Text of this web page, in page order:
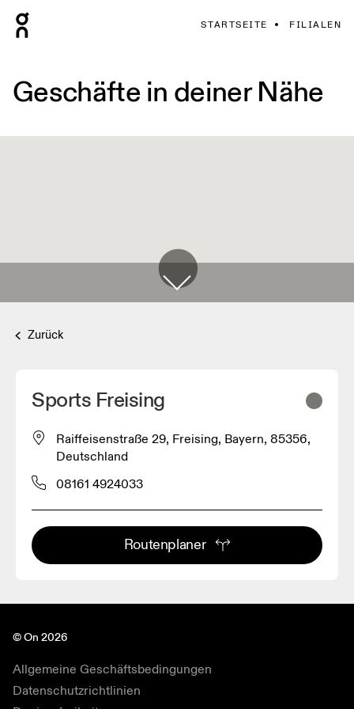
STARTSEITE FILIALEN
Geschäfte in deiner Nähe
Zurück
Sports Freising
Raiffeisenstraße 29, Freising, Bayern, 85356,
Deutschland
08161 4924033
Routenplaner
© On 2026
Allgemeine Geschäftsbedingungen
Datenschutzrichtlinien